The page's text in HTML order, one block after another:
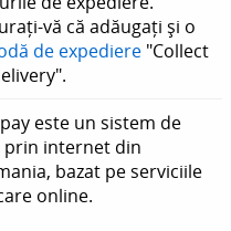
vă că adăugați și o
de expediere "Collect
este un sistem de
prin internet din
bazat pe serviciile
online.